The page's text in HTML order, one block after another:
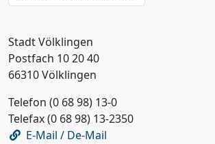
Stadt Völklingen
Postfach 10 20 40
66310 Völklingen
Telefon (0 68 98) 13-0
Telefax (0 68 98) 13-2350
E-Mail / De-Mail